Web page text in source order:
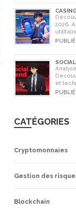
GUIDE
2026
2026.
PUBLIÉ:
et
graves
PUBLIÉ:
CATÉGORIES
Cryptomonnaies
Gestion des
Blockchain